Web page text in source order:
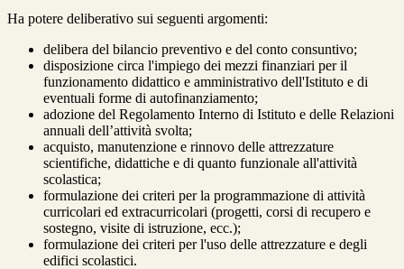
Ha potere deliberativo sui seguenti argomenti:
delibera del bilancio preventivo e del conto consuntivo;
disposizione circa l'impiego dei mezzi finanziari per il
funzionamento didattico e amministrativo dell'Istituto e di
eventuali forme di autofinanziamento;
adozione del Regolamento Interno di Istituto e delle Relazioni
annuali dell’attività svolta;
acquisto, manutenzione e rinnovo delle attrezzature
scientifiche, didattiche e di quanto funzionale all'attività
scolastica;
formulazione dei criteri per la programmazione di attività
curricolari ed extracurricolari (progetti, corsi di recupero e
sostegno, visite di istruzione, ecc.);
formulazione dei criteri per l'uso delle attrezzature e degli
edifici scolastici.